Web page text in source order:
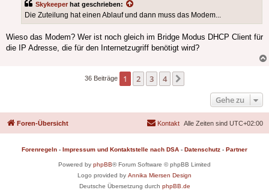
Skykeeper hat geschrieben:
Die Zuteilung hat einen Ablauf und dann muss das Modem...
Wieso das Modem? Wer ist noch gleich im Bridge Modus DHCP Client für
die IP Adresse, die für den Internetzugriff benötigt wird?
36 Beiträge 1 2 3 4
Gehe zu
Foren-Übersicht Alle Zeiten sind UTC+02:00
Kontakt
Forenregeln - Impressum und Kontaktstelle nach DSA - Datenschutz - Partner
Powered by phpBB® Forum Software © phpBB Limited
Logo provided by Annika Miersen Design
Deutsche Übersetzung durch phpBB.de